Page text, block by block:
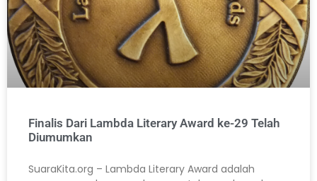
Finalis Dari Lambda Literary Award ke-29 Telah
Diumumkan
SuaraKita.org – Lambda Literary Award adalah